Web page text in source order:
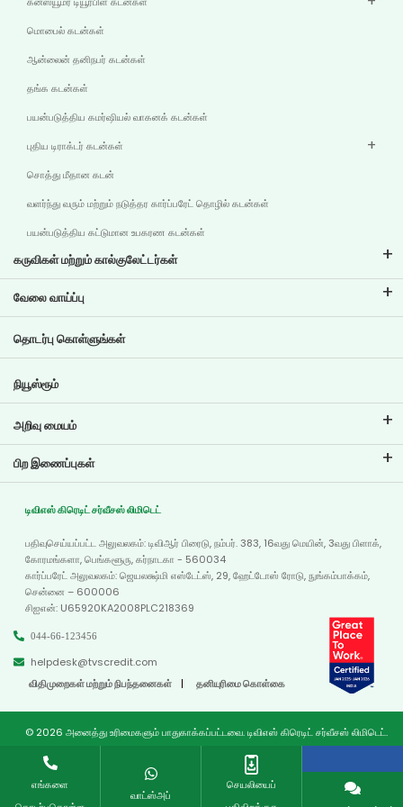
மொபைல் கடன்கள்
ஆன்லைன் தனிநபர் கடன்கள்
தங்க கடன்கள்
பயன்படுத்திய கமர்ஷியல் வாகனக் கடன்கள்
புதிய டிராக்டர் கடன்கள்
சொத்து மீதான கடன்
வளர்ந்து வரும் மற்றும் நடுத்தர கார்ப்பரேட் தொழில் கடன்கள்
பயன்படுத்திய கட்டுமான உபகரண கடன்கள்
கருவிகள் மற்றும் கால்குலேட்டர்கள்
இஎம்ஐ கால்குலேட்டர்
இரு சக்கர வாகனக் கடன் இஎம்ஐ கால்குலேட்டர்
கார் மதிப்பீட்டு கருவி
வேலை வாய்ப்பு
தற்போதைய வேலை வாய்ப்புகள்
தொடர்பு கொள்ளுங்கள்
நியூஸ்ரூம்
அறிவு மையம்
வலைப்பதிவுகள்
அடிக்கடி கேட்கப்படும் கேள்விகள்
சான்றுகள்
வீடியோ கேலரி
பிற இணைப்புகள்
டீலர் இருப்பிடம்
வரைபடம்
டிவிஎஸ் கிரெடிட் சர்வீசஸ் லிமிடெட்
பதிவுசெய்யப்பட்ட அலுவலகம்: டிவிஆர் பிரைடு, நம்பர். 383, 16வது மெயின், 3வது பிளாக்,
கோரமங்களா, பெங்களூரு, கர்நாடகா - 560034
கார்ப்பரேட் அலுவலகம்: ஜெயலக்ஷ்மி எஸ்டேட்ஸ், 29, ஹேட்டோஸ் ரோடு, நுங்கம்பாக்கம்,
சென்னை – 600006
சிஐஎன்: U65920KA2008PLC218369
044-66-123456
helpdesk@tvscredit.com
விதிமுறைகள் மற்றும் நிபந்தனைகள்
தனியுரிமை கொள்கை
© 2026 அனைத்து உரிமைகளும் பாதுகாக்கப்பட்டவை. டிவிஎஸ் கிரெடிட் சர்வீசஸ் லிமிடெட்.
எங்களை
வாட்ஸ்அப்
செயலியைப்